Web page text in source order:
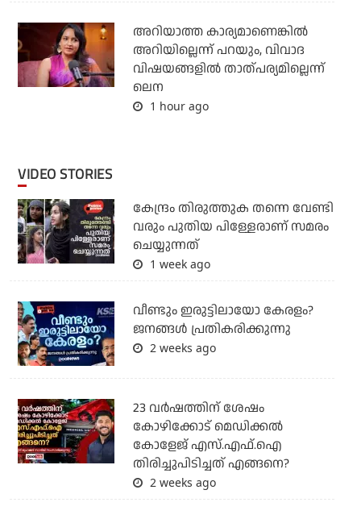
അറിയാത്ത കാര്യമാണെങ്കിൽ
അറിയില്ലെന്ന് പറയും, വിവാദ
വിഷയങ്ങളിൽ താത്പര്യമില്ലെന്ന്
ലെന
1 hour ago
VIDEO STORIES
കേന്ദ്രം തിരുത്തുക തന്നെ വേണ്ടി
വരും പുതിയ പിള്ളേരാണ് സമരം
ചെയ്യുന്നത്
1 week ago
വീണ്ടും ഇരുട്ടിലായോ കേരളം?
ജനങ്ങൾ പ്രതികരിക്കുന്നു
2 weeks ago
23 വർഷത്തിന് ശേഷം
കോഴിക്കോട് മെഡിക്കൽ
കോളേജ് എസ്.എഫ്.ഐ
തിരിച്ചുപിടിച്ചത് എങ്ങനെ?
2 weeks ago